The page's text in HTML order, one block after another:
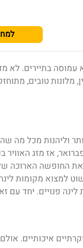
בתיירים. לא
טובים,
וליהנות מכל מה
אז מזג האוויר
החופשה הארוכה
למצוא מקומות לינה
פנויים. יחד עם
איכותיים.